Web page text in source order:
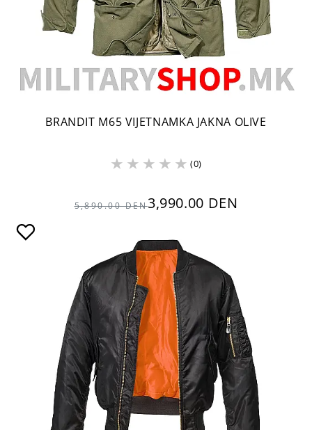
BRANDIT M65 VIJETNAMKA JAKNA OLIVE
(0)
5,890.00 DEN3,990.00 DEN